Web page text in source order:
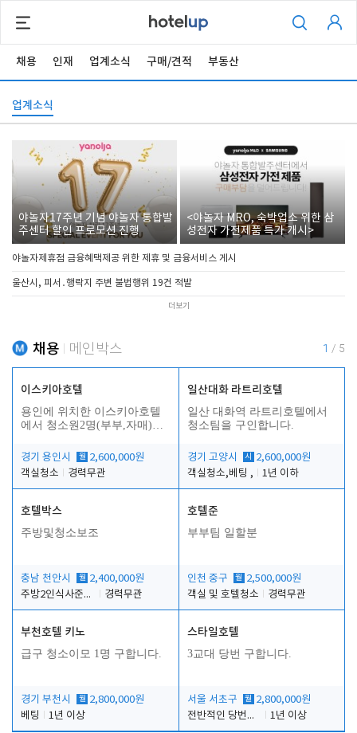
채용 인재 업계소식 구매/견적 부동산
업계소식
야놀자17주년 기념 야놀자 통합발
주센터 할인 프로모션 진행
<야놀자 MRO, 숙박업소 위한 삼
성전자 가전제품 특가 개시>
야놀자제휴점 금융혜택제공 위한 제휴 및 금융서비스 게시
울산시, 피서․행락지 주변 불법행위 19건 적발
더보기
채용 메인박스 1 / 5
이스키아호텔
용인에 위치한 이스키아호텔
에서 청소원2명(부부,자매)을
경기 용인시
월 2,600,000원
객실청소
경력무관
일산대화 라트리호텔
일산 대화역 라트리호텔에서
청소팀을 구인합니다.
경기 고양시 시
2,600,000원
객실청소,베팅 ,
1년 이하
호텔박스
주방및청소보조
충남 천안시 월 2,400,000원
주방2인식사준비및청소린렌보조
경력무관
호텔준
부부팀 일할분
인천 중구 월 2,500,000원
객실 및 호텔청소
경력무관
부천호텔 키노
급구 청소이모 1명 구합니다.
경기 부천시 월 2,800,000원
베팅
1년 이상
스타일호텔
3교대 당번 구합니다.
서울 서초구 월 2,800,000원
전반적인 당번업무
1년 이상